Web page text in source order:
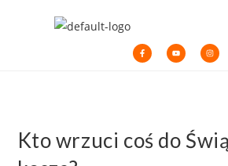
Kto wrzuci coś do